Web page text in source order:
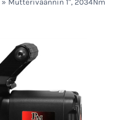
» Mutteriväännin 1″, 2034Nm